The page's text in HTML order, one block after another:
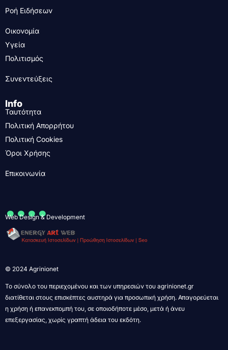
Ροή Ειδήσεων
Οικονομία
Υγεία
Πολιτισμός
Συνεντεύξεις
Info
Ταυτότητα
Πολιτική Απορρήτου
Πολιτική Cookies
Όροι Χρήσης
Επικοινωνία
....
Web Design & Development
© 2024 Agrinionet
Το σύνολο του περιεχομένου και των υπηρεσιών του agrinionet.gr
διατίθεται στους επισκέπτες αυστηρά για προσωπική χρήση. Απαγορεύεται
η χρήση ή επανεκπομπή του, σε οποιοδήποτε μέσο, μετά ή άνευ
επεξεργασίας, χωρίς γραπτή άδεια του εκδότη.